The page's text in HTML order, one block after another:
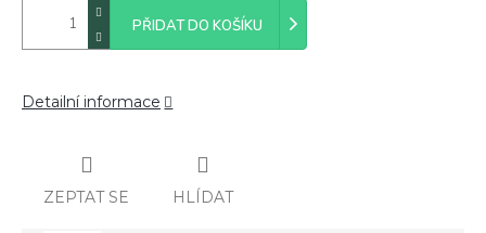
PŘIDAT DO KOŠÍKU
Detailní informace
ZEPTAT SE HLÍDAT